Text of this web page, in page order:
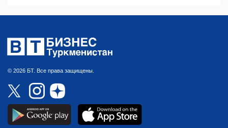
© 2026 БТ. Все права защищены.